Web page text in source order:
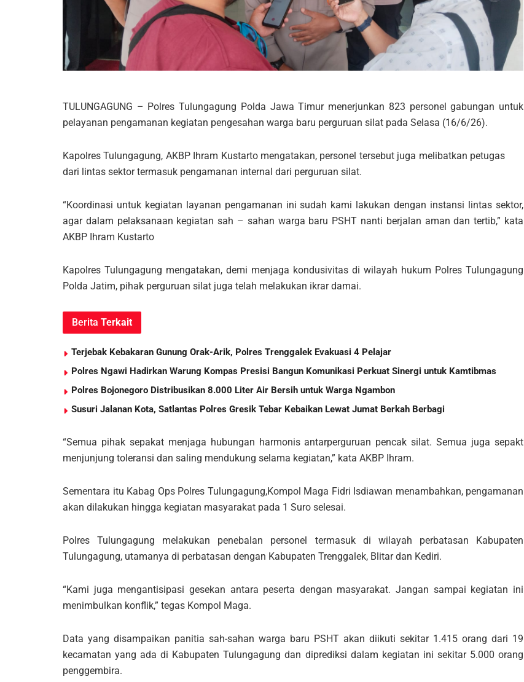
TULUNGAGUNG – Polres Tulungagung Polda Jawa Timur menerjunkan 823 personel gabungan untuk
pelayanan pengamanan kegiatan pengesahan warga baru perguruan silat pada Selasa (16/6/26).
Kapolres Tulungagung, AKBP Ihram Kustarto mengatakan, personel tersebut juga melibatkan petugas
dari lintas sektor termasuk pengamanan internal dari perguruan silat.
“Koordinasi untuk kegiatan layanan pengamanan ini sudah kami lakukan dengan instansi lintas sektor,
agar dalam pelaksanaan kegiatan sah – sahan warga baru PSHT nanti berjalan aman dan tertib,” kata
AKBP Ihram Kustarto
Kapolres Tulungagung mengatakan, demi menjaga kondusivitas di wilayah hukum Polres Tulungagung
Polda Jatim, pihak perguruan silat juga telah melakukan ikrar damai.
Berita Terkait
Terjebak Kebakaran Gunung Orak-Arik, Polres Trenggalek Evakuasi 4 Pelajar
Polres Ngawi Hadirkan Warung Kompas Presisi Bangun Komunikasi Perkuat Sinergi untuk Kamtibmas
Polres Bojonegoro Distribusikan 8.000 Liter Air Bersih untuk Warga Ngambon
Susuri Jalanan Kota, Satlantas Polres Gresik Tebar Kebaikan Lewat Jumat Berkah Berbagi
“Semua pihak sepakat menjaga hubungan harmonis antarperguruan pencak silat. Semua juga sepakt
menjunjung toleransi dan saling mendukung selama kegiatan,” kata AKBP Ihram.
Sementara itu Kabag Ops Polres Tulungagung,Kompol Maga Fidri Isdiawan menambahkan, pengamanan
akan dilakukan hingga kegiatan masyarakat pada 1 Suro selesai.
Polres Tulungagung melakukan penebalan personel termasuk di wilayah perbatasan Kabupaten
Tulungagung, utamanya di perbatasan dengan Kabupaten Trenggalek, Blitar dan Kediri.
“Kami juga mengantisipasi gesekan antara peserta dengan masyarakat. Jangan sampai kegiatan ini
menimbulkan konflik,” tegas Kompol Maga.
Data yang disampaikan panitia sah-sahan warga baru PSHT akan diikuti sekitar 1.415 orang dari 19
kecamatan yang ada di Kabupaten Tulungagung dan diprediksi dalam kegiatan ini sekitar 5.000 orang
penggembira.